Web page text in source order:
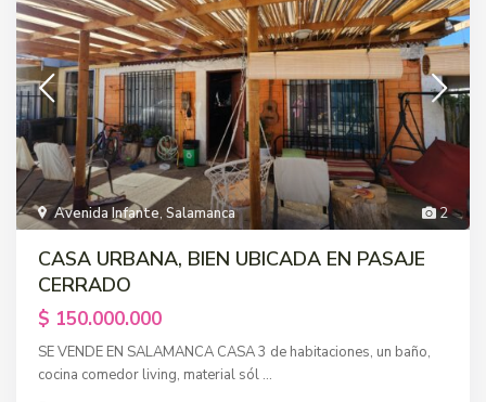
2
Avenida Infante,Salamanca
CASA URBANA, BIEN UBICADA EN PASAJE
CERRADO
$ 150.000.000
SE VENDE EN SALAMANCA CASA 3 de habitaciones, un baño,
cocina comedor living, material sól ...